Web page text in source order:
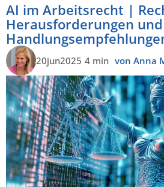
AI im Arbeitsrecht |
Herausforderungen und
20jun2025 4 min von Anna